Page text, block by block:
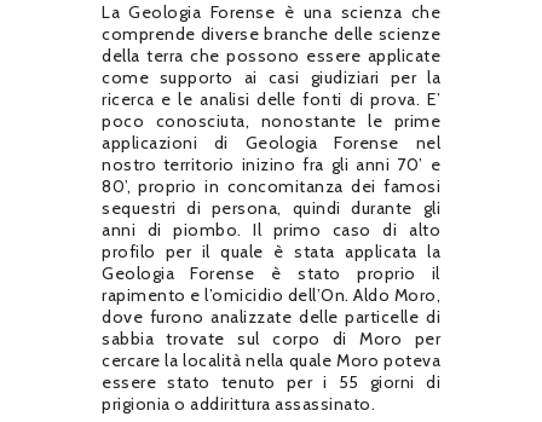
La Geologia Forense è una scienza che
comprende diverse branche delle scienze
della terra che possono essere applicate
come supporto ai casi giudiziari per la
ricerca e le analisi delle fonti di prova. E’
poco conosciuta, nonostante le prime
applicazioni di Geologia Forense nel
nostro territorio inizino fra gli anni 70’ e
80’, proprio in concomitanza dei famosi
sequestri di persona, quindi durante gli
anni di piombo. Il primo caso di alto
profilo per il quale è stata applicata la
Geologia Forense è stato proprio il
rapimento e l’omicidio dell’On. Aldo Moro,
dove furono analizzate delle particelle di
sabbia trovate sul corpo di Moro per
cercare la località nella quale Moro poteva
essere stato tenuto per i 55 giorni di
prigionia o addirittura assassinato.